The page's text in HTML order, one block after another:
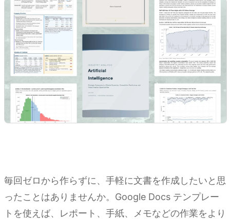
毎回ゼロから作らずに、手軽に文書を作成したいと思
ったことはありませんか。Google Docs テンプレー
トを使えば、レポート、手紙、メモなどの作業をより